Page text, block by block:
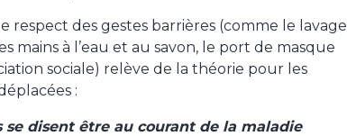
respect des gestes barrières (comme le lavage
mains à l’eau et au savon, le port de masque
sociale) relève de la théorie pour les
:
se disent être au courant de la maladie